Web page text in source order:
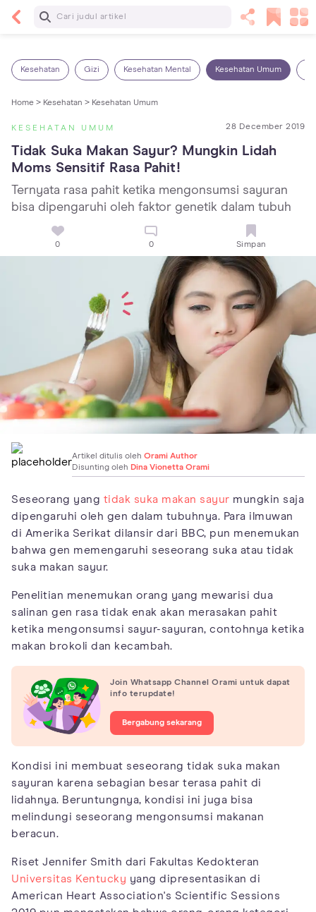
Baca Selanjutnya
Kesehatan Gizi Kesehatan Mental Kesehatan Umum
Home > Kesehatan > Kesehatan Umum
KESEHATAN UMUM 28 December 2019
Tidak Suka Makan Sayur? Mungkin Lidah
Moms Sensitif Rasa Pahit!
Ternyata rasa pahit ketika mengonsumsi sayuran
bisa dipengaruhi oleh faktor genetik dalam tubuh
0 0 Simpan
Artikel ditulis oleh Orami Author
Disunting oleh Dina Vionetta Orami
Seseorang yang tidak suka makan sayur mungkin saja
dipengaruhi oleh gen dalam tubuhnya. Para ilmuwan
di Amerika Serikat dilansir dari BBC, pun menemukan
bahwa gen memengaruhi seseorang suka atau tidak
suka makan sayur.
Penelitian menemukan orang yang mewarisi dua
salinan gen rasa tidak enak akan merasakan pahit
ketika mengonsumsi sayur-sayuran, contohnya ketika
makan brokoli dan kecambah.
Join Whatsapp Channel Orami untuk dapat
info terupdate!
Bergabung sekarang
Kondisi ini membuat seseorang tidak suka makan
sayuran karena sebagian besar terasa pahit di
lidahnya. Beruntungnya, kondisi ini juga bisa
melindungi seseorang mengonsumsi makanan
beracun.
Riset Jennifer Smith dari Fakultas Kedokteran
Universitas Kentucky yang dipresentasikan di
American Heart Association's Scientific Sessions